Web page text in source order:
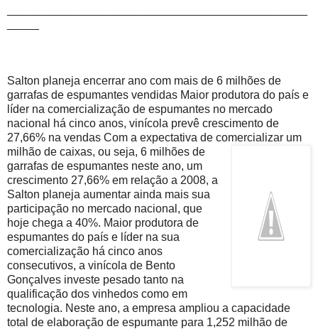
Salton planeja encerrar ano com mais de 6 milhões de
garrafas de espumantes vendidas Maior produtora do país e
líder na comercialização de espumantes no mercado
nacional há cinco anos, vinícola prevê crescimento de
27,66% na vendas Com a expectativa de comercializar um
milhão de caixas, ou seja, 6 milhões de
garrafas de espumantes neste ano, um
crescimento 27,66% em relação a 2008, a
Salton planeja aumentar ainda mais sua
participação no mercado nacional, que
hoje chega a 40%. Maior produtora de
espumantes do país e líder na sua
comercialização há cinco anos
consecutivos, a vinícola de Bento
Gonçalves investe pesado tanto na
qualificação dos vinhedos como em
tecnologia. Neste ano, a empresa ampliou a capacidade
total de elaboração de espumante para 1,252 milhão de